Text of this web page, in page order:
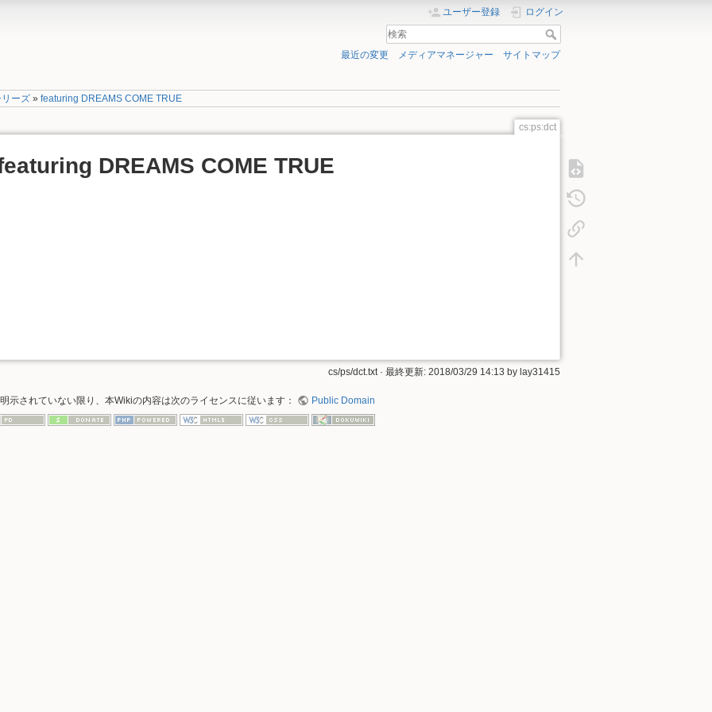
ユーザー登録 ログイン
最近の変更 メディアマネージャー サイトマップ
ーズ »featuring DREAMS COME TRUE
cs:ps:dct
DREAMS COME TRUE
cs/ps/dct.txt · 最終更新: 2018/03/29 14:13 by lay31415
示されていない限り、本Wikiの内容は次のライセンスに従います： Public Domain